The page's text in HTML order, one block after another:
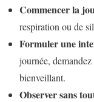
Commencer la
respiration ou de
Formuler une
journée,
bienveillant.
Observer sans